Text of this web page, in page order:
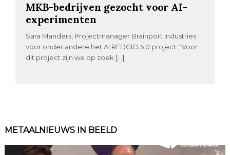
MKB-bedrijven gezocht voor AI-
experimenten
Sara Manders, Projectmanager Brainport Industries
voor onder andere het AI REDGIO 5.0 project: “Voor
dit project zijn we op zoek […]
METAALNIEUWS IN BEELD